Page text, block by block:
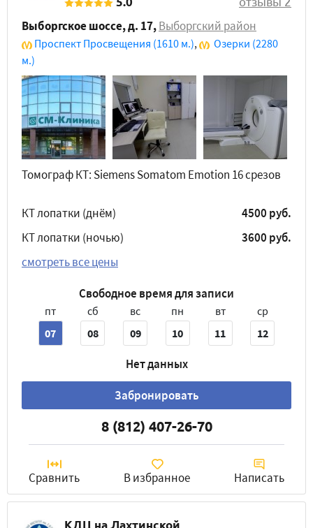
Выборгское шоссе, д. 17,Выборгский район
Проспект Просвещения (1610 м.), Озерки (2280
м.)
Томограф КТ: Siemens Somatom Emotion 16 срезов
КТ лопатки (днём)
4500 руб.
КТ лопатки (ночью)
3600 руб.
смотреть все цены
Свободное время для записи
пт
07
сб
08
вс
09
пн
10
вт
11
ср
12
Нет данных
Забронировать
8 (812) 407-26-70
Сравнить В избранное Написать
КДЦ на Лахтинской